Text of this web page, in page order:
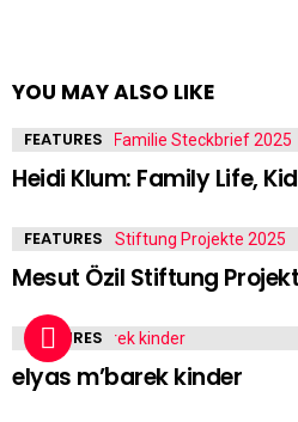
YOU MAY ALSO LIKE
FEATURES
Heidi Klum: Family Life,
FEATURES
Mesut Özil Stiftung
FEATURES
elyas m’barek kinder